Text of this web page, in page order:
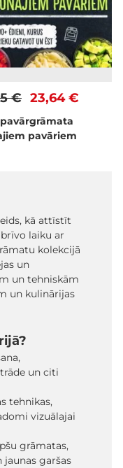
23,64 €
€
pavāriem
kā attīstīt
laiku ar
kolekcijā
un
un tehniskām
un kulinārijas
un citi
tehnikas,
vizuālajai
grāmatas,
garšas